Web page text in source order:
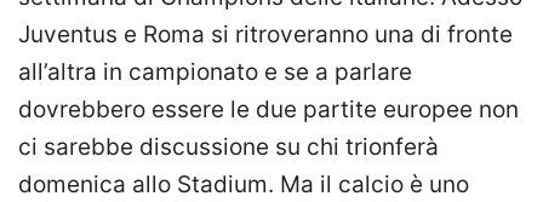
Juventus e Roma si ritroveranno una di fronte
all’altra in campionato e se a parlare
dovrebbero essere le due partite europee non
ci sarebbe discussione su chi trionferà
domenica allo Stadium. Ma il calcio è uno